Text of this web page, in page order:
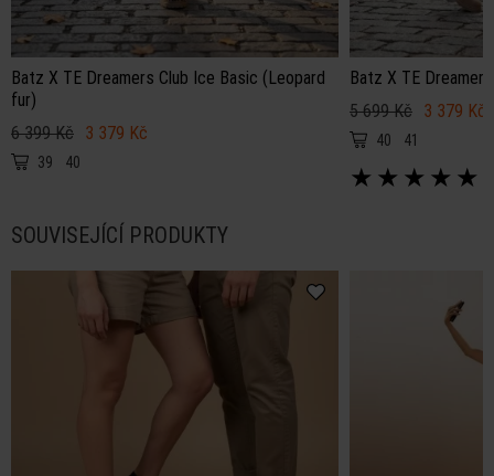
Batz X TE Dreamers Club Ice Basic (Leopard
fur)
6 399 Kč 3 379 Kč
39 40
Batz X TE
5 699 Kč 3 379 Kč
40 41
★ ★ ★ ★ ★
SOUVISEJÍCÍ PRODUKTY